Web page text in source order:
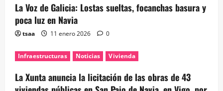
La Voz de Galicia: Lostas sueltas, focanchas basura y
poca luz en Navia
tsaa 11 enero 2026 0
Infraestructuras Noticias Vivienda
La Xunta anuncia la licitación de las obras de 43